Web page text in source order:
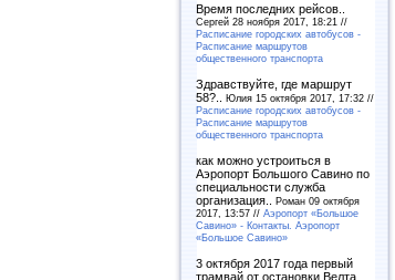
Время последних рейсов..
Сергей 28 ноября 2017, 18:21 //
Расписание городских автобусов -
Расписание маршрутов
общественного транспорта
Здравствуйте, где маршрут
58?.. Юлия 15 октября 2017, 17:32 //
Расписание городских автобусов -
Расписание маршрутов
общественного транспорта
как можно устроиться в
Аэропорт Большого Савино по
специальности служба
организация.. Роман 09 октября
2017, 13:57 // Аэропорт «Большое
Савино» - Контакты. Аэропорт
«Большое Савино»
3 октября 2017 года первый
трамвай от остановки Велта